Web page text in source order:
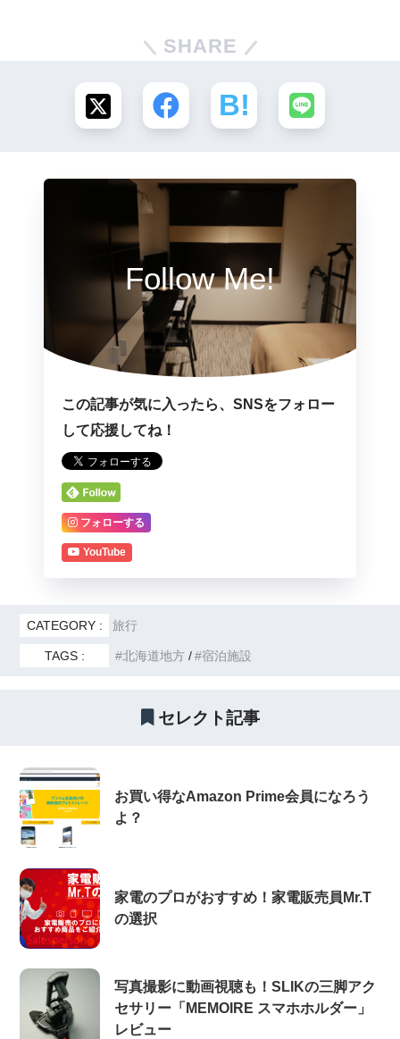
SHARE
Follow Me!
この記事が気に入ったら、SNSをフォロー
して応援してね！
フォローする
YouTube
CATEGORY : 旅行
TAGS : 北海道地方 宿泊施設
セレクト記事
お買い得なAmazon Prime会員になろう
よ？
家電のプロがおすすめ！家電販売員Mr.T
の選択
写真撮影に動画視聴も！SLIKの三脚アク
セサリー「MEMOIRE スマホホルダー」
レビュー